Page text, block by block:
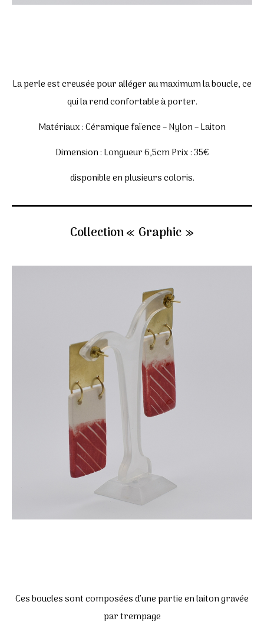
La perle est creusée pour alléger au maximum la boucle, ce
qui la rend confortable à porter.
Matériaux : Céramique faïence – Nylon – Laiton
Dimension : Longueur 6,5cm Prix : 35€
disponible en plusieurs coloris.
Collection « Graphic »
Ces boucles sont composées d’une partie en laiton gravée
par trempage